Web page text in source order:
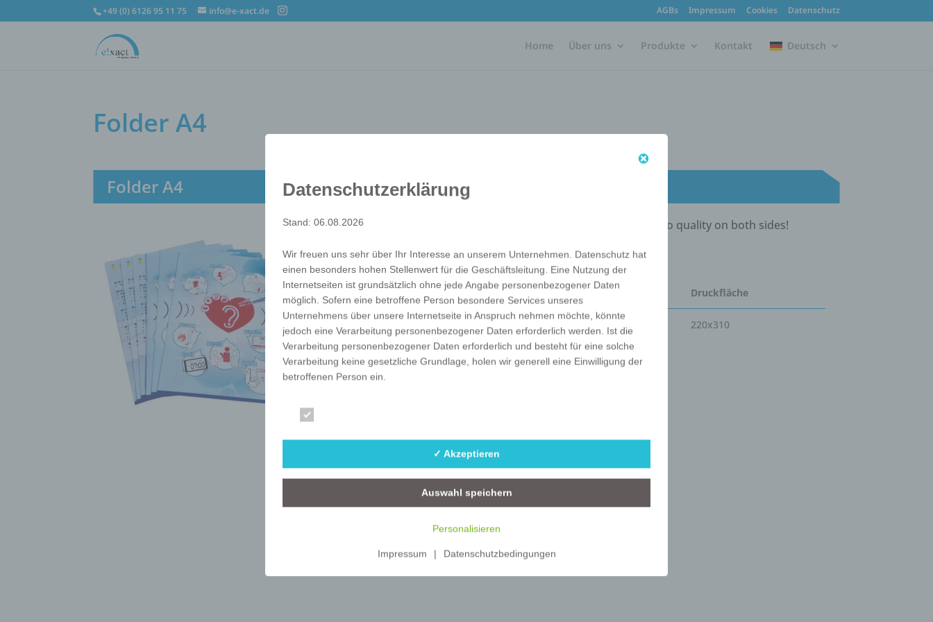
+49 (0) 6126 95 11 75 info@e-xact.de AGBs Impressum Cookies Datenschutz
Home Über uns Produkte Kontakt Deutsch
Folder A4
Folder A4
Insert sleeve made of durable plastic. Full-surface printable in photo quality on both sides!
Veredlungen
Digital Printing
Art.-Nr. Variante Mindestmenge Druckfläche
U-A4 1000 220x310
Datenschutzerklärung
Stand: 06.08.2026
Wir freuen uns sehr über Ihr Interesse an unserem Unternehmen. Datenschutz hat
einen besonders hohen Stellenwert für die Geschäftsleitung. Eine Nutzung der
Internetseiten ist grundsätzlich ohne jede Angabe personenbezogener Daten
möglich. Sofern eine betroffene Person besondere Services unseres
Unternehmens über unsere Internetseite in Anspruch nehmen möchte, könnte
jedoch eine Verarbeitung personenbezogener Daten erforderlich werden. Ist die
Verarbeitung personenbezogener Daten erforderlich und besteht für eine solche
Verarbeitung keine gesetzliche Grundlage, holen wir generell eine Einwilligung der
betroffenen Person ein.
Die Verarbeitung personenbezogener Daten, beispielsweise des Namens, der
Anschrift, E-Mail-Adresse oder Telefonnummer einer betroffenen Person, erfolgt
stets im Einklang mit der Datenschutz-Grundverordnung und in Übereinstimmung
mit den für uns geltenden landesspezifischen Datenschutzbestimmungen. Mittels
dieser Datenschutzerklärung möchte unser Unternehmen die Öffentlichkeit über
personenbezogenen Daten informieren. Ferner werden betroffene Personen mittels
Wir haben als für die Verarbeitung Verantwortlicher zahlreiche technische und
organisatorische Maßnahmen umgesetzt, um einen möglichst lückenlosen Schutz
der über diese Internetseite verarbeiteten personenbezogenen Daten
✓ Akzeptieren
Auswahl speichern
Personalisieren
Impressum | Datenschutzbedingungen